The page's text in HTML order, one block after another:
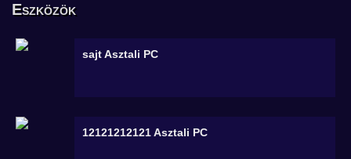
Eszközök
sajtAsztali PC
12121212121Asztali PC